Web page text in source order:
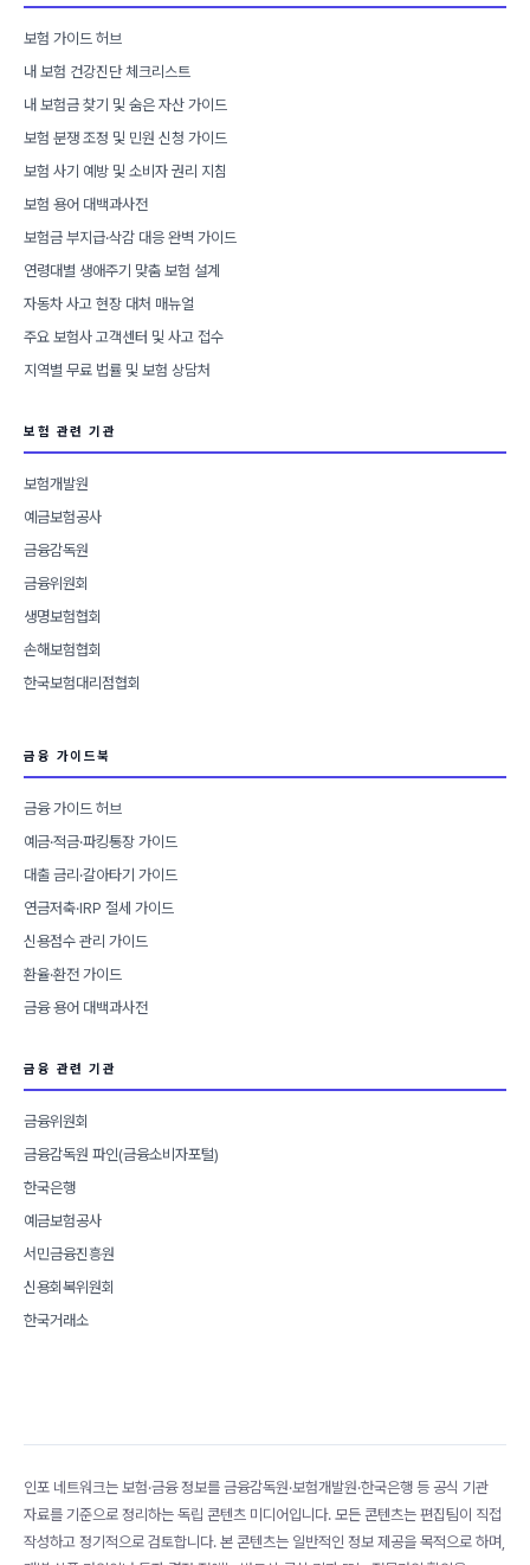
보험 가이드 허브
내 보험 건강진단 체크리스트
내 보험금 찾기 및 숨은 자산 가이드
보험 분쟁 조정 및 민원 신청 가이드
보험 사기 예방 및 소비자 권리 지침
보험 용어 대백과사전
보험금 부지급·삭감 대응 완벽 가이드
연령대별 생애주기 맞춤 보험 설계
자동차 사고 현장 대처 매뉴얼
주요 보험사 고객센터 및 사고 접수
지역별 무료 법률 및 보험 상담처
보험 관련 기관
보험개발원
예금보험공사
금융감독원
금융위원회
생명보험협회
손해보험협회
한국보험대리점협회
금융 가이드북
금융 가이드 허브
예금·적금·파킹통장 가이드
대출 금리·갈아타기 가이드
연금저축·IRP 절세 가이드
신용점수 관리 가이드
환율·환전 가이드
금융 용어 대백과사전
금융 관련 기관
금융위원회
금융감독원 파인(금융소비자포털)
한국은행
예금보험공사
서민금융진흥원
신용회복위원회
한국거래소
인포 네트워크는 보험·금융 정보를 금융감독원·보험개발원·한국은행 등 공식 기관
자료를 기준으로 정리하는 독립 콘텐츠 미디어입니다. 모든 콘텐츠는 편집팀이 직접
작성하고 정기적으로 검토합니다. 본 콘텐츠는 일반적인 정보 제공을 목적으로 하며,